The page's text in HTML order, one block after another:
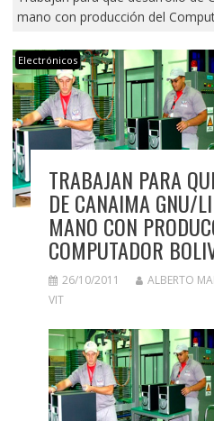
mano con producción del
Electrónicos
TRABAJAN PARA
DE CANAIMA GNU/
MANO CON
COMPUTADOR
26/10/2011 ALBERTO
VIT